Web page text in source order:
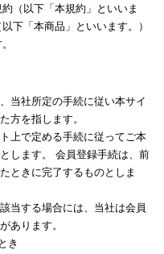
（以下「本規約」といいま
下「本商品」といいます。）
当社所定の手続に従い本サイ
方を指します。
上で定める手続に従ってご本
します。 会員登録手続は、前
ときに完了するものとしま
当する場合には、当社は会員
あります。
き